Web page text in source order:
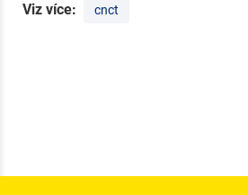
Viz více: cnct